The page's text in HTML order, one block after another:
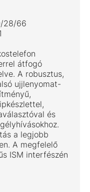
28/66
átfogó
A robusztus,
ujjlenyomat-
és
a legjobb
A megfelelő
ISM interfészén